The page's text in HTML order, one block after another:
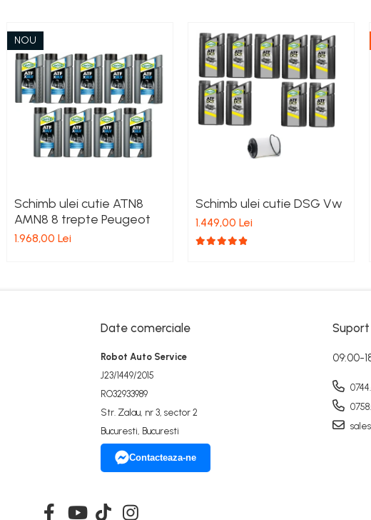
NOU
Schimb ulei cutie ATN8
AMN8 8 trepte Peugeot
1.968,00 Lei
Schimb ulei cutie DSG Vw
1.449,00 Lei
Date comerciale
Robot Auto Service
J23/1449/2015
RO32933989
Str. Zalau, nr 3, sector 2
Bucuresti, Bucuresti
Contacteaza-ne
09:00-